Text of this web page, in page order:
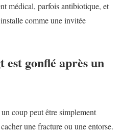
médical, parfois antibiotique, et
comme une invitée
gonflé après un
coup peut être simplement
une fracture ou une entorse.